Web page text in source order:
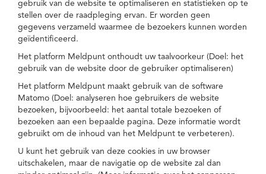
gebruik van de website te optimaliseren en statistieken op te
stellen over de raadpleging ervan. Er worden geen
gegevens verzameld waarmee de bezoekers kunnen worden
geïdentificeerd.
Het platform Meldpunt onthoudt uw taalvoorkeur (Doel: het
gebruik van de website door de gebruiker optimaliseren)
Het platform Meldpunt maakt gebruik van de software
Matomo (Doel: analyseren hoe gebruikers de website
bezoeken, bijvoorbeeld: het aantal totale bezoeken of
bezoeken aan een bepaalde pagina. Deze informatie wordt
gebruikt om de inhoud van het Meldpunt te verbeteren).
U kunt het gebruik van deze cookies in uw browser
uitschakelen, maar de navigatie op de website zal dan